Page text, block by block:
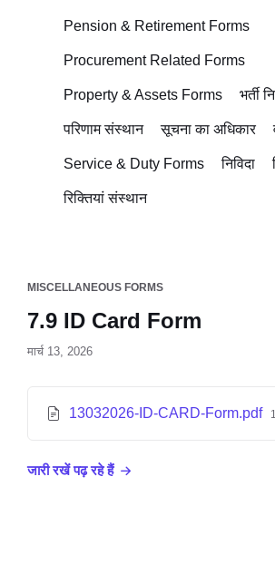
Pension & Retirement Forms
Procurement Related Forms
Property & Assets Forms भर्ती
परिणाम संस्थान सूचना का अधिकार
Service & Duty Forms निविदा
रिक्तियां संस्थान
MISCELLANEOUS FORMS
7.9 ID Card Form
मार्च 13, 2026
13032026-ID-CARD-Form.pdf
जारी रखें पढ़ रहे हैं